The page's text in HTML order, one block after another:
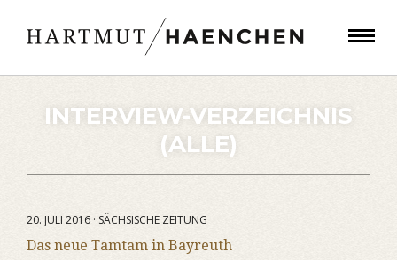
INTERVIEW-VERZEICHNIS
(ALLE)
20. JULI 2016 · SÄCHSISCHE ZEITUNG
Das neue Tamtam in Bayreuth